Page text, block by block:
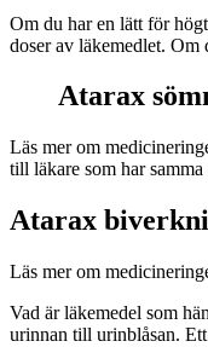
Om du har en lätt för
doser av läkemedlet.
Atarax
Läs mer om
till läkare som har
Atarax
Läs mer om
Vad är läkemedel som
urinnan till urinblåsan.